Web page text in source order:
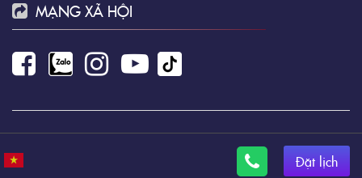
MẠNG XÃ HỘI
9Club Đặt Bàn Ngay- Copyright © 2026. All Rights
Reserved
Đặt lịch